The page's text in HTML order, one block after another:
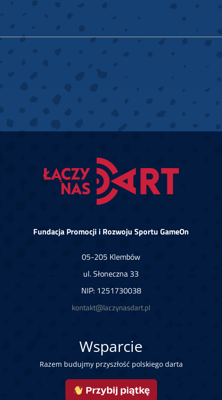
Fundacja Promocji i Rozwoju Sportu GameOn
05-205 Klembów
ul. Słoneczna 33
NIP: 1251730038
kontakt@laczynasdart.pl
Wsparcie
Razem budujmy przyszłość polskiego darta